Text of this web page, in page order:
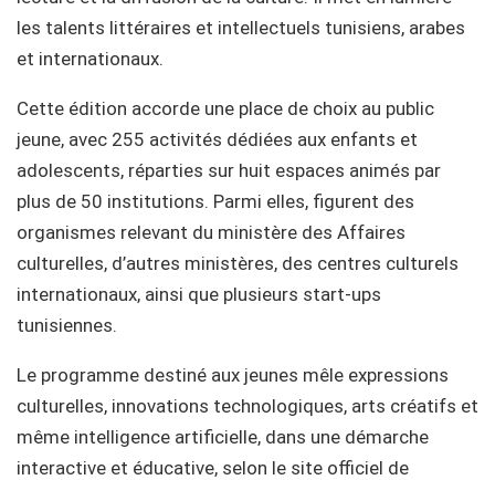
les talents littéraires et intellectuels tunisiens, arabes
et internationaux.
Cette édition accorde une place de choix au public
jeune, avec 255 activités dédiées aux enfants et
adolescents, réparties sur huit espaces animés par
plus de 50 institutions. Parmi elles, figurent des
organismes relevant du ministère des Affaires
culturelles, d’autres ministères, des centres culturels
internationaux, ainsi que plusieurs start-ups
tunisiennes.
Le programme destiné aux jeunes mêle expressions
culturelles, innovations technologiques, arts créatifs et
même intelligence artificielle, dans une démarche
interactive et éducative, selon le site officiel de